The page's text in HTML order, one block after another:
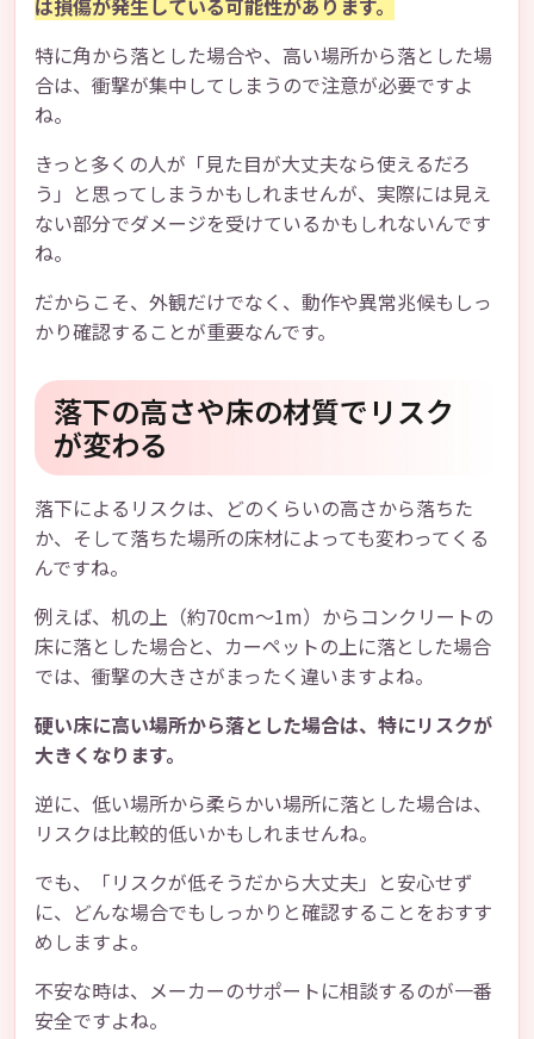
は損傷が発生している可能性があります。
特に角から落とした場合や、高い場所から落とした場
合は、衝撃が集中してしまうので注意が必要ですよ
ね。
きっと多くの人が「見た目が大丈夫なら使えるだろ
う」と思ってしまうかもしれませんが、実際には見え
ない部分でダメージを受けているかもしれないんです
ね。
だからこそ、外観だけでなく、動作や異常兆候もしっ
かり確認することが重要なんです。
落下の高さや床の材質でリスク
が変わる
落下によるリスクは、どのくらいの高さから落ちた
か、そして落ちた場所の床材によっても変わってくる
んですね。
例えば、机の上（約70cm〜1m）からコンクリートの
床に落とした場合と、カーペットの上に落とした場合
では、衝撃の大きさがまったく違いますよね。
硬い床に高い場所から落とした場合は、特にリスクが
大きくなります。
逆に、低い場所から柔らかい場所に落とした場合は、
リスクは比較的低いかもしれませんね。
でも、「リスクが低そうだから大丈夫」と安心せず
に、どんな場合でもしっかりと確認することをおすす
めしますよ。
不安な時は、メーカーのサポートに相談するのが一番
安全ですよね。